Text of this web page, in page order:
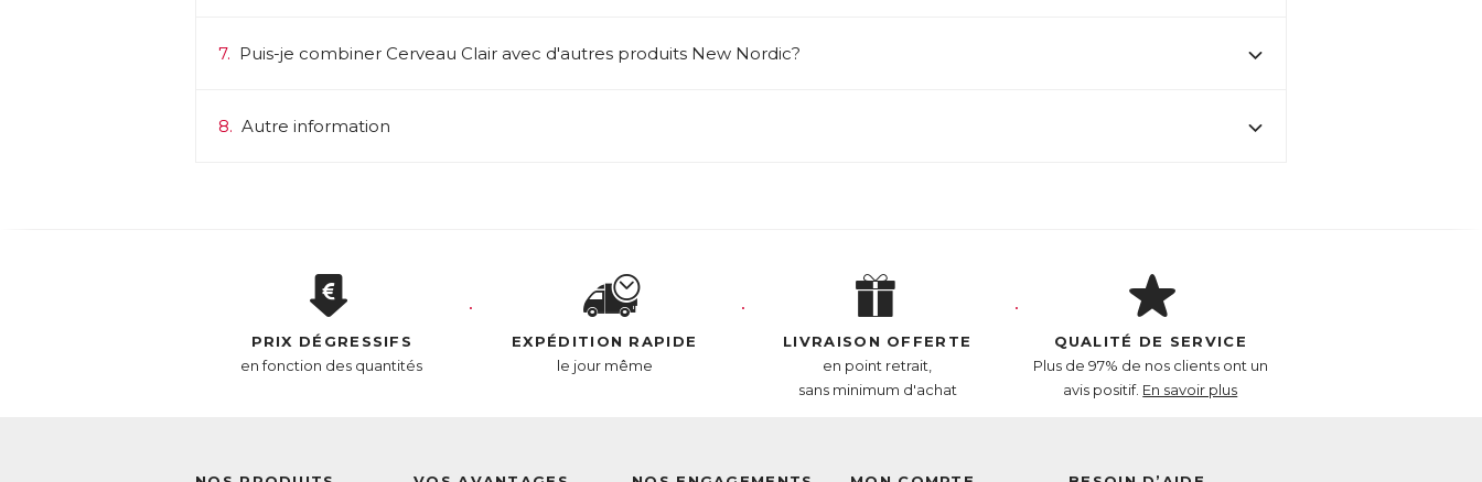
7. Puis-je combiner Cerveau Clair avec d'autres produits New Nordic?
8. Autre information
PRIX DÉGRESSIFS
en fonction des quantités
EXPÉDITION RAPIDE
le jour même
LIVRAISON OFFERTE
en point retrait,
sans minimum d'achat
QUALITÉ DE SERVICE
Plus de 97% de nos clients ont un
avis positif. En savoir plus